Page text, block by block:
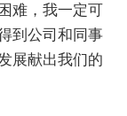
难，我一定可
到公司和同事
展献出我们的